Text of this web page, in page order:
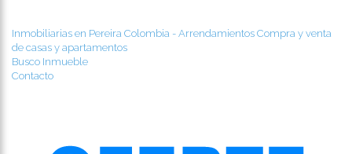
Inmobiliarias en Pereira Colombia - Arrendamientos Compra y venta
de casas y apartamentos
Busco Inmueble
Contacto